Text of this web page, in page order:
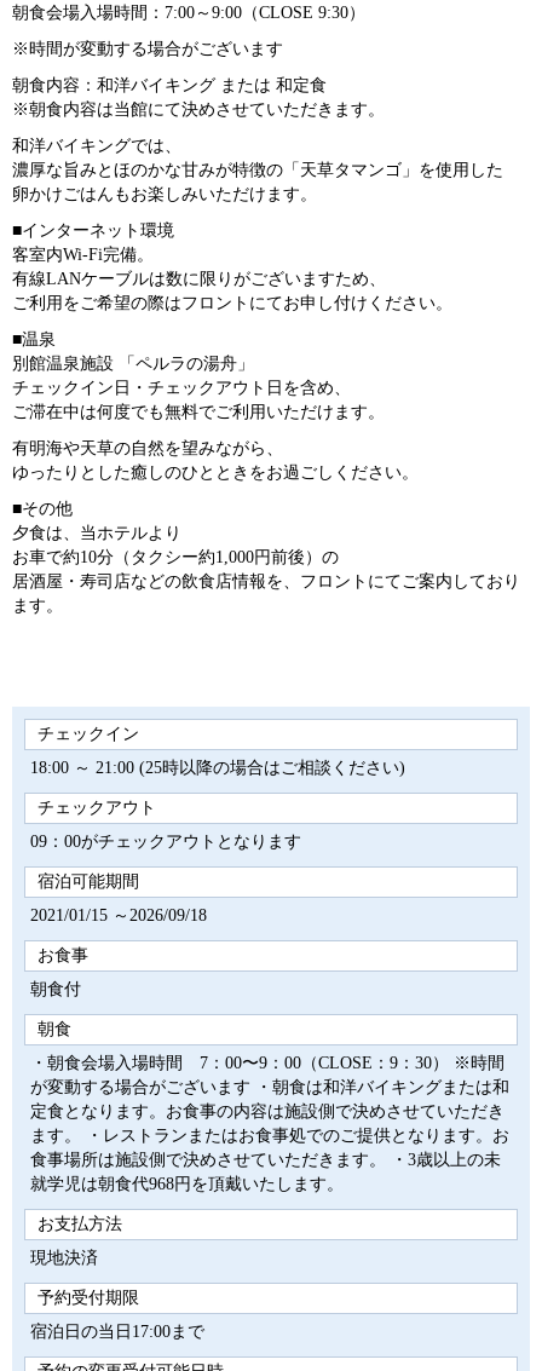
朝食会場入場時間：7:00～9:00（CLOSE 9:30）
※時間が変動する場合がございます
朝食内容：和洋バイキング または 和定食
※朝食内容は当館にて決めさせていただきます。
和洋バイキングでは、
濃厚な旨みとほのかな甘みが特徴の「天草タマンゴ」を使用した
卵かけごはんもお楽しみいただけます。
■インターネット環境
客室内Wi-Fi完備。
有線LANケーブルは数に限りがございますため、
ご利用をご希望の際はフロントにてお申し付けください。
■温泉
別館温泉施設 「ペルラの湯舟」
チェックイン日・チェックアウト日を含め、
ご滞在中は何度でも無料でご利用いただけます。
有明海や天草の自然を望みながら、
ゆったりとした癒しのひとときをお過ごしください。
■その他
夕食は、当ホテルより
お車で約10分（タクシー約1,000円前後）の
居酒屋・寿司店などの飲食店情報を、フロントにてご案内しており
ます。
チェックイン
18:00 ～ 21:00 (25時以降の場合はご相談ください)
チェックアウト
09：00がチェックアウトとなります
宿泊可能期間
2021/01/15 ～2026/09/18
お食事
朝食付
朝食
・朝食会場入場時間 7：00〜9：00（CLOSE：9：30） ※時間
が変動する場合がございます ・朝食は和洋バイキングまたは和
定食となります。お食事の内容は施設側で決めさせていただき
ます。 ・レストランまたはお食事処でのご提供となります。お
食事場所は施設側で決めさせていただきます。 ・3歳以上の未
就学児は朝食代968円を頂戴いたします。
お支払方法
現地決済
予約受付期限
宿泊日の当日17:00まで